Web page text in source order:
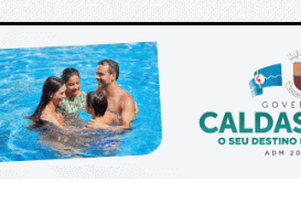
https://